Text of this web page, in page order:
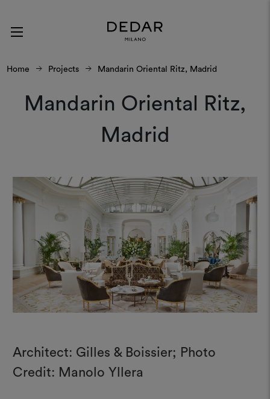
Home Projects Mandarin Oriental Ritz, Madrid
Mandarin Oriental Ritz,
Madrid
Architect: Gilles & Boissier; Photo
Credit: Manolo Yllera